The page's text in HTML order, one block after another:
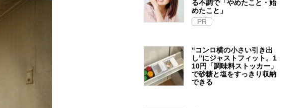
る不調で「やめたこと・始
めたこと」
PR
“コンロ横の小さい引き出
し”にジャストフィット。1
10円「調味料ストッカー」
で砂糖と塩をすっきり収納
できる